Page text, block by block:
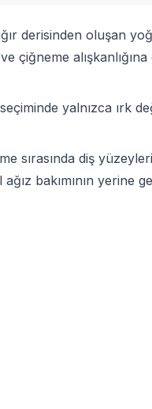
derisinden oluşan
alışkanlığına
yalnızca ırk
sırasında diş
bakımının yerine